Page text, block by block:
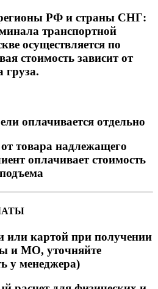
РФ и страны СНГ:
транспортной
осуществляется по
стоимость зависит от
груза.
оплачивается отдельно
товара надлежащего
оплачивает стоимость
картой при получении
и МО, уточняйте
у менеджера)